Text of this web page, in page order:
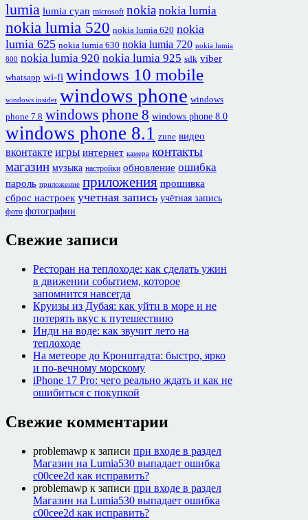
lumia lumia cyan microsoft nokia nokia lumia
nokia lumia 520 nokia lumia 620 nokia
lumia 625 nokia lumia 630 nokia lumia 720 nokia lumia
800 nokia lumia 920 nokia lumia 925 sdk viber
whatsapp wi-fi windows 10 mobile
windows insider windows phone windows
phone 7.8 windows phone 8 windows phone 8.0
windows phone 8.1 zune видео
вконтакте игры интернет камера контакты
магазин музыка настройки обновление ошибка
пароль приложение приложения прошивка
сброс настроек учетная запись учётная запись
фото фотографии
Свежие записи
Ресторан на теплоходе: как сделать ужин
в движении событием, которое
запомнится навсегда
Круизы из Дубая: как уйти в море и не
потерять вкус к путешествию
Инди на воде: как звучит лето на
теплоходе
На метеоре до Кронштадта: быстро, ярко
и по-вечному морскому
iPhone 17 Pro: чего реально ждать и как не
ошибиться с покупкой
Свежие комментарии
problemawp к записи при входе в раздел
Магазин на Lumia530 выпадает ошибка
c00cee2d как исправить?
problemawp к записи при входе в раздел
Магазин на Lumia530 выпадает ошибка
c00cee2d как исправить?